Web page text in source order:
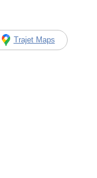
Trajet Maps